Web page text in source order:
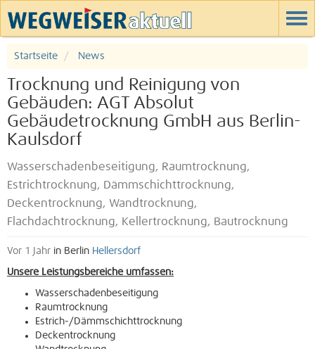
Startseite News
Trocknung und Reinigung von
Gebäuden: AGT Absolut
Gebäudetrocknung GmbH aus Berlin-
Kaulsdorf
Wasserschadenbeseitigung, Raumtrocknung,
Estrichtrocknung, Dämmschichttrocknung,
Deckentrocknung, Wandtrocknung,
Flachdachtrocknung, Kellertrocknung, Bautrocknung
Vor 1 Jahr in Berlin Hellersdorf
Unsere Leistungsbereiche umfassen:
Wasserschadenbeseitigung
Raumtrocknung
Estrich-/Dämmschichttrocknung
Deckentrocknung